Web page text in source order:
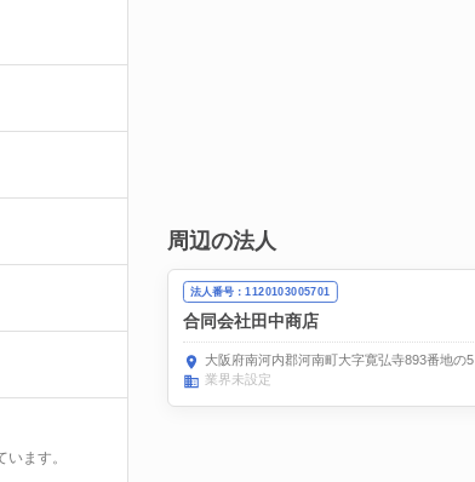
ます。
周辺の法人
法人番号：1120103005701
合同会社田中商店
大阪府南河内郡河南町大字寛弘寺893番地の5
業界未設定